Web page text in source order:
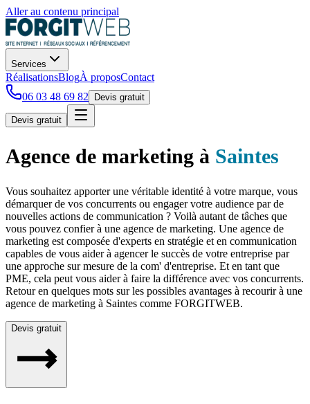
Aller au contenu principal
Services
RéalisationsBlogÀ proposContact
06 03 48 69 82
Devis gratuit
Devis gratuit
Agence de marketing à Saintes
Vous souhaitez apporter une véritable identité à votre marque, vous
démarquer de vos concurrents ou engager votre audience par de
nouvelles actions de communication ? Voilà autant de tâches que
vous pouvez confier à une agence de marketing. Une agence de
marketing est composée d'experts en stratégie et en communication
capables de vous aider à agencer le succès de votre entreprise par
une approche sur mesure de la com' d'entreprise. Et en tant que
PME, cela peut vous aider à faire la différence avec vos concurrents.
Retour en quelques mots sur les possibles avantages à recourir à une
agence de marketing à Saintes comme FORGITWEB.
Devis gratuit